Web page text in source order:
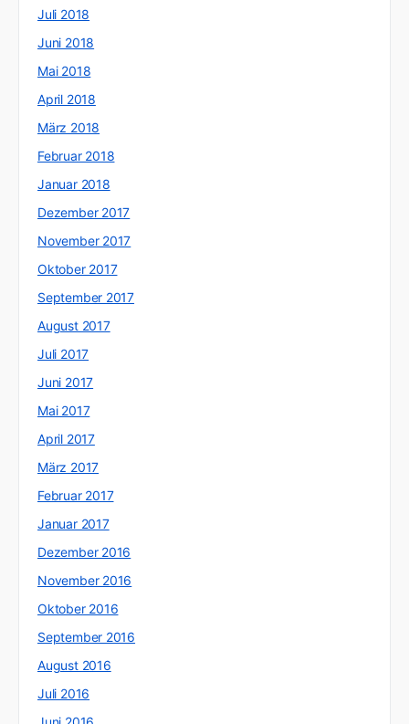
Juli 2018
Juni 2018
Mai 2018
April 2018
März 2018
Februar 2018
Januar 2018
Dezember 2017
November 2017
Oktober 2017
September 2017
August 2017
Juli 2017
Juni 2017
Mai 2017
April 2017
März 2017
Februar 2017
Januar 2017
Dezember 2016
November 2016
Oktober 2016
September 2016
August 2016
Juli 2016